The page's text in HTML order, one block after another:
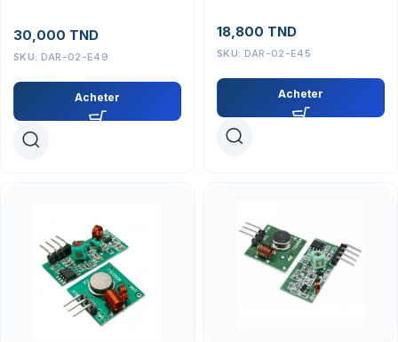
30,000 TND
SKU: DAR-02-E49
Acheter
18,800 TND
SKU: DAR-02-E45
Acheter